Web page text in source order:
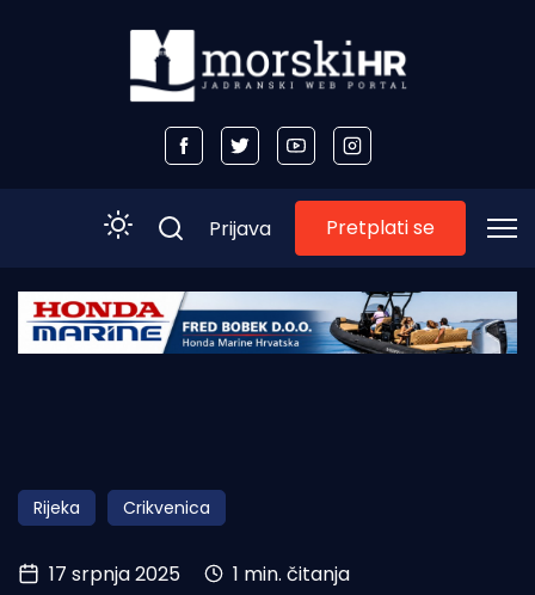
Početna
Obala
Otoci
Turizam i nautika
Prijava Pretplati se
Rijeka Crikvenica
17 srpnja 2025 1 min. čitanja